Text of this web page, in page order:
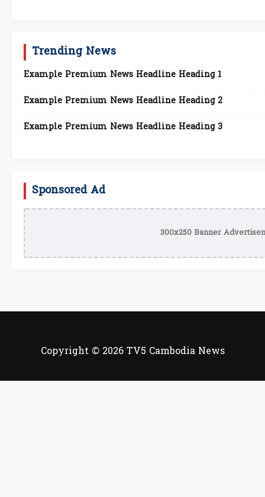
Trending News
Example Premium News Headline Heading 1
Example Premium News Headline Heading 2
Example Premium News Headline Heading 3
Sponsored Ad
300x250 Banner
Copyright © 2026 TV5 Cambodia News